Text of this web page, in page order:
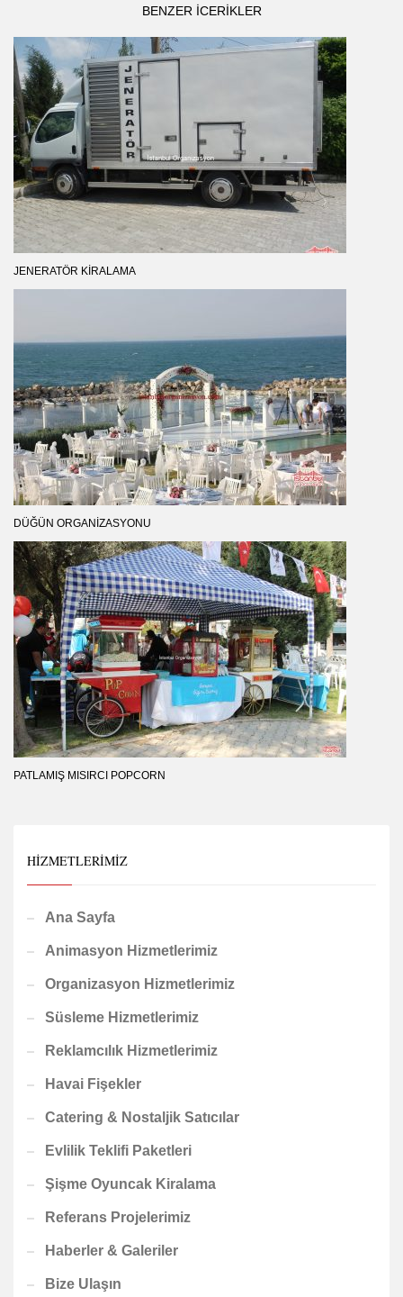
BENZER ICERIKLER
JENERATÖR KIRALAMA
DÜĞÜN ORGANIZASYONU
PATLAMIŞ MISIRCI POPCORN
HIZMETLERIMIZ
Ana Sayfa
Animasyon Hizmetlerimiz
Organizasyon Hizmetlerimiz
Süsleme Hizmetlerimiz
Reklamcılık Hizmetlerimiz
Havai Fişekler
Catering & Nostaljik Satıcılar
Evlilik Teklifi Paketleri
Şişme Oyuncak Kiralama
Referans Projelerimiz
Haberler & Galeriler
Bize Ulaşın